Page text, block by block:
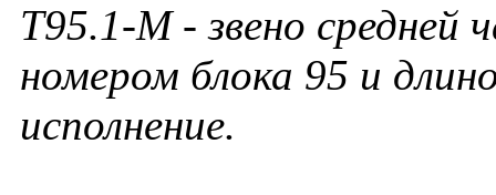
Т95.1-М - звено средней
номером блока 95 и
исполнение.